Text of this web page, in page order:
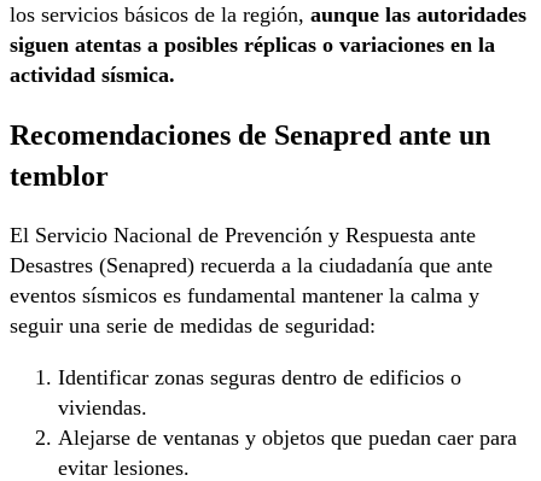
los servicios básicos de la región, aunque las autoridades
siguen atentas a posibles réplicas o variaciones en la
actividad sísmica.
Recomendaciones de Senapred ante un
temblor
El Servicio Nacional de Prevención y Respuesta ante
Desastres (Senapred) recuerda a la ciudadanía que ante
eventos sísmicos es fundamental mantener la calma y
seguir una serie de medidas de seguridad:
Identificar zonas seguras dentro de edificios o
viviendas.
Alejarse de ventanas y objetos que puedan caer para
evitar lesiones.